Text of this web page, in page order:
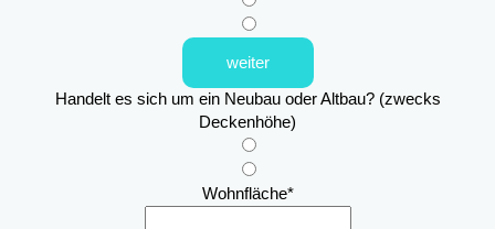
weiter
Handelt es sich um ein Neubau oder Altbau? (zwecks
Deckenhöhe)
Wohnfläche*